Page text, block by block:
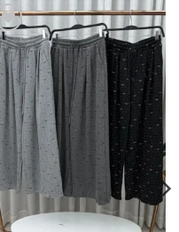
اضف
الي
المفضلة